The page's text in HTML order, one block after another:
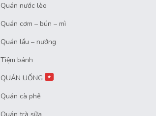
Quán nước lèo
Quán cơm – bún – mì
Quán lẩu – nướng
Tiệm bánh
QUÁN UỐNG
★
Quán cà phê